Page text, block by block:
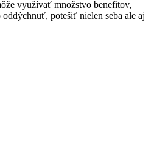
využívať množstvo benefitov,
potešiť nielen seba ale aj